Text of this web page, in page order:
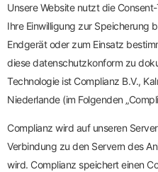
Unsere Website nutzt die
Ihre Einwilligung zur Speicherung
Endgerät oder zum Einsatz
diese datenschutzkonform zu
Technologie ist Complianz B.V.,
Niederlande (im Folgenden
Complianz wird auf unseren
Verbindung zu den Servern des
wird. Complianz speichert einen